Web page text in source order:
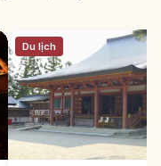
Du lịch